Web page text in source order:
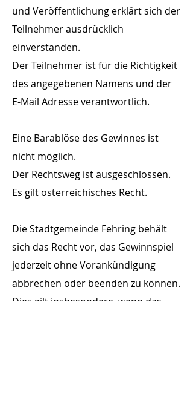
und Veröffentlichung erklärt sich der
Teilnehmer ausdrücklich
einverstanden.
Der Teilnehmer ist für die Richtigkeit
des angegebenen Namens und der
E-Mail Adresse verantwortlich.
Eine Barablöse des Gewinnes ist
nicht möglich.
Der Rechtsweg ist ausgeschlossen.
Es gilt österreichisches Recht.
Die Stadtgemeinde Fehring behält
sich das Recht vor, das Gewinnspiel
jederzeit ohne Vorankündigung
abbrechen oder beenden zu können.
Dies gilt insbesondere, wenn das